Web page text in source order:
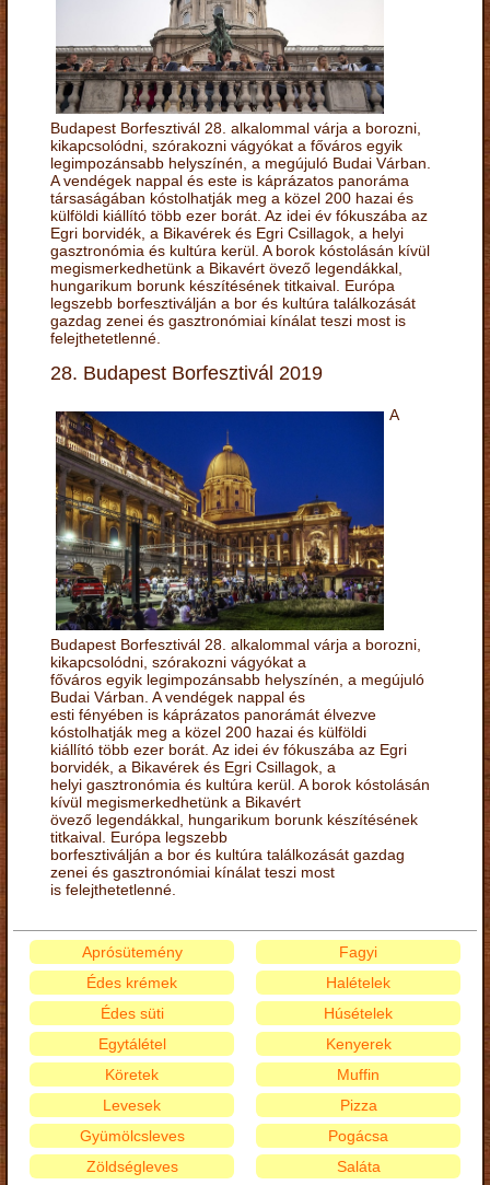
Budapest Borfesztivál 28. alkalommal várja a borozni,
kikapcsolódni, szórakozni vágyókat a főváros egyik
legimpozánsabb helyszínén, a megújuló Budai Várban.
A vendégek nappal és este is káprázatos panoráma
társaságában kóstolhatják meg a közel 200 hazai és
külföldi kiállító több ezer borát. Az idei év fókuszába az
Egri borvidék, a Bikavérek és Egri Csillagok, a helyi
gasztronómia és kultúra kerül. A borok kóstolásán kívül
megismerkedhetünk a Bikavért övező legendákkal,
hungarikum borunk készítésének titkaival. Európa
legszebb borfesztiválján a bor és kultúra találkozását
gazdag zenei és gasztronómiai kínálat teszi most is
felejthetetlenné.
28. Budapest Borfesztivál 2019
A
Budapest Borfesztivál 28. alkalommal várja a borozni,
kikapcsolódni, szórakozni vágyókat a
főváros egyik legimpozánsabb helyszínén, a megújuló
Budai Várban. A vendégek nappal és
esti fényében is káprázatos panorámát élvezve
kóstolhatják meg a közel 200 hazai és külföldi
kiállító több ezer borát. Az idei év fókuszába az Egri
borvidék, a Bikavérek és Egri Csillagok, a
helyi gasztronómia és kultúra kerül. A borok kóstolásán
kívül megismerkedhetünk a Bikavért
övező legendákkal, hungarikum borunk készítésének
titkaival. Európa legszebb
borfesztiválján a bor és kultúra találkozását gazdag
zenei és gasztronómiai kínálat teszi most
is felejthetetlenné.
Aprósütemény
Édes krémek
Édes süti
Egytálétel
Fagyi
Halételek
Húsételek
Kenyerek
Köretek
Levesek
Gyümölcsleves
Zöldségleves
Muffin
Pizza
Pogácsa
Saláta